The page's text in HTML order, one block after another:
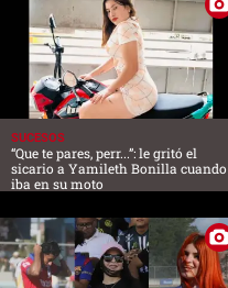
SUCESOS
“Que te pares, perr...”: le gritó el
sicario a Yamileth Bonilla cuando
iba en su moto